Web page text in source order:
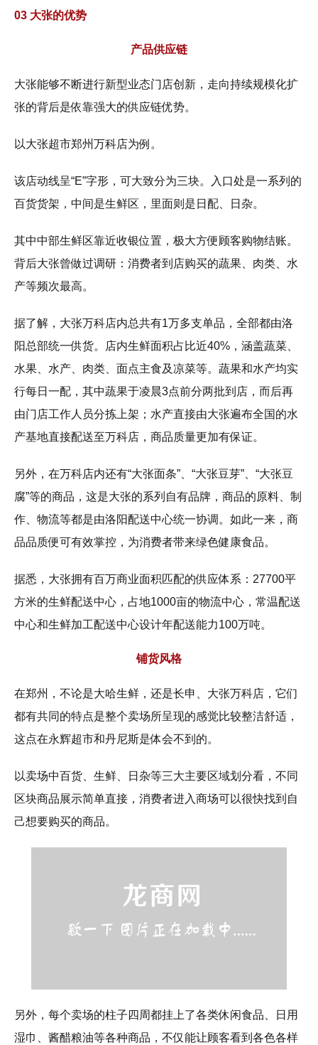
03 大张的优势
产品供应链
大张能够不断进行新型业态门店创新，走向持续规模化扩
张的背后是依靠强大的供应链优势。
以大张超市郑州万科店为例。
该店动线呈“E”字形，可大致分为三块。入口处是一系列的
百货货架，中间是生鲜区，里面则是日配、日杂。
其中中部生鲜区靠近收银位置，极大方便顾客购物结账。
背后大张曾做过调研：消费者到店购买的蔬果、肉类、水
产等频次最高。
据了解，大张万科店内总共有1万多支单品，全部都由洛
阳总部统一供货。店内生鲜面积占比近40%，涵盖蔬菜、
水果、水产、肉类、面点主食及凉菜等。蔬果和水产均实
行每日一配，其中蔬果于凌晨3点前分两批到店，而后再
由门店工作人员分拣上架；水产直接由大张遍布全国的水
产基地直接配送至万科店，商品质量更加有保证。
另外，在万科店内还有“大张面条”、“大张豆芽”、“大张豆
腐”等的商品，这是大张的系列自有品牌，商品的原料、制
作、物流等都是由洛阳配送中心统一协调。如此一来，商
品品质便可有效掌控，为消费者带来绿色健康食品。
据悉，大张拥有百万商业面积匹配的供应体系：27700平
方米的生鲜配送中心，占地1000亩的物流中心，常温配送
中心和生鲜加工配送中心设计年配送能力100万吨。
铺货风格
在郑州，不论是大哈生鲜，还是长申、大张万科店，它们
都有共同的特点是整个卖场所呈现的感觉比较整洁舒适，
这点在永辉超市和丹尼斯是体会不到的。
以卖场中百货、生鲜、日杂等三大主要区域划分看，不同
区块商品展示简单直接，消费者进入商场可以很快找到自
己想要购买的商品。
另外，每个卖场的柱子四周都挂上了各类休闲食品、日用
湿巾、酱醋粮油等各种商品，不仅能让顾客看到各色各样